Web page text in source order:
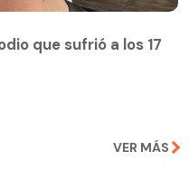
que sufrió a los 17
VER MÁS